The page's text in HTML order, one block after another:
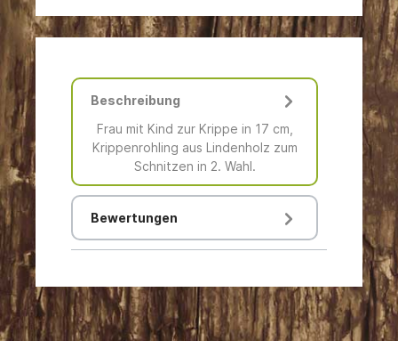
Beschreibung
Frau mit Kind zur Krippe in 17 cm,
Krippenrohling aus Lindenholz zum
Schnitzen in 2. Wahl.
Bewertungen